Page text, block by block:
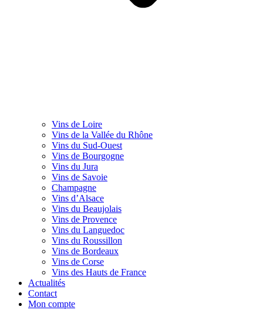
Vins de Loire
Vins de la Vallée du Rhône
Vins du Sud-Ouest
Vins de Bourgogne
Vins du Jura
Vins de Savoie
Champagne
Vins d’Alsace
Vins du Beaujolais
Vins de Provence
Vins du Languedoc
Vins du Roussillon
Vins de Bordeaux
Vins de Corse
Vins des Hauts de France
Actualités
Contact
Mon compte